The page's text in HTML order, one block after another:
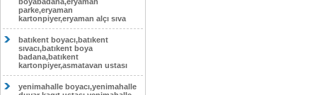
parke,eryaman
kartonpiyer,eryaman alçı sıva
batıkent boyacı,batıkent
sıvacı,batıkent boya
badana,batıkent
kartonpiyer,asmatavan ustası
yenimahalle boyacı,yenimahalle